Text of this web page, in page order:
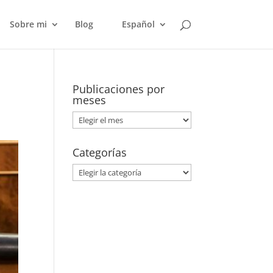
Sobre mi Blog Español
Publicaciones por
meses
Publicaciones
por
meses
Categorías
Categorías